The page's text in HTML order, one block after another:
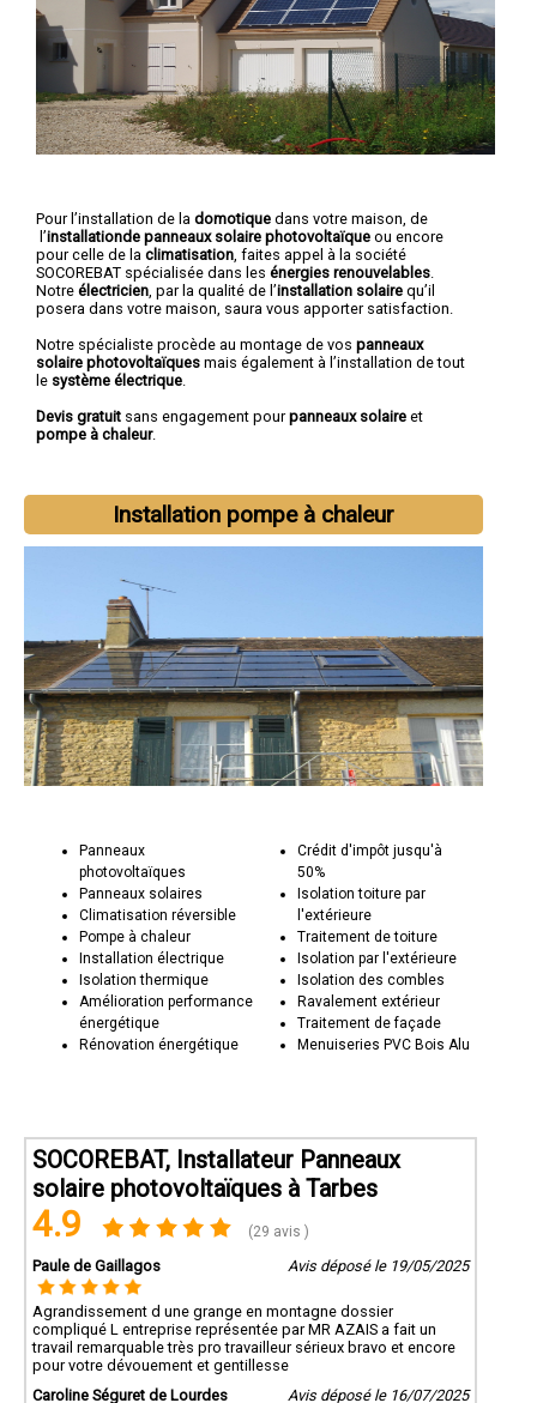
Pour l’installation de la domotique dans votre maison, de
l’installationde panneaux solaire photovoltaïque ou encore
pour celle de la climatisation, faites appel à la société
SOCOREBAT spécialisée dans les énergies renouvelables.
Notre électricien, par la qualité de l’installation solaire qu’il
posera dans votre maison, saura vous apporter satisfaction.
Notre spécialiste procède au montage de vos panneaux
solaire photovoltaïques mais également à l’installation de tout
le système électrique.
Devis gratuit sans engagement pourpanneaux solaire et
pompe à chaleur.
Installation pompe à chaleur
Panneaux
photovoltaïques
Panneaux solaires
Climatisation réversible
Pompe à chaleur
Installation électrique
Isolation thermique
Amélioration performance
énergétique
Rénovation énergétique
Crédit d'impôt jusqu'à
50%
Isolation toiture par
l'extérieure
Traitement de toiture
Isolation par l'extérieure
Isolation des combles
Ravalement extérieur
Traitement de façade
Menuiseries PVC Bois Alu
SOCOREBAT, Installateur Panneaux
solaire photovoltaïques à Tarbes
4.9 (29 avis )
Paule de Gaillagos Avis déposé le 19/05/2025
Agrandissement d une grange en montagne dossier
compliqué L entreprise représentée par MR AZAIS a fait un
travail remarquable très pro travailleur sérieux bravo et encore
pour votre dévouement et gentillesse
Caroline Séguret de Lourdes
Avis déposé le 16/07/2025